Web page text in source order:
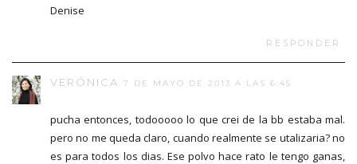
Denise
RESPONDER
VERÓNICA 7 DE MAYO DE 2013 A LAS 6:45
pucha entonces, todooooo lo que crei de la bb estaba mal.
pero no me queda claro, cuando realmente se utalizaria? no
es para todos los dias. Ese polvo hace rato le tengo ganas,